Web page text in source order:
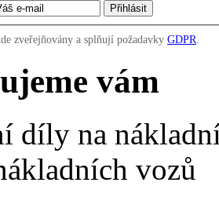
zveřejňovány a splňují požadavky GDPR.
vám
díly na
vozů